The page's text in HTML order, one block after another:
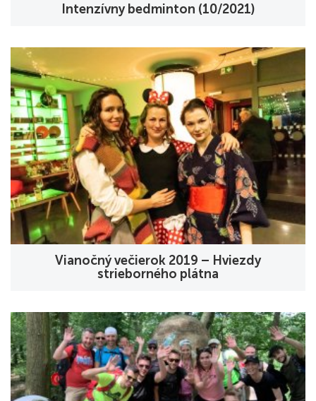
Intenzívny bedminton (10/2021)
Vianočný večierok 2019 – Hviezdy
strieborného plátna